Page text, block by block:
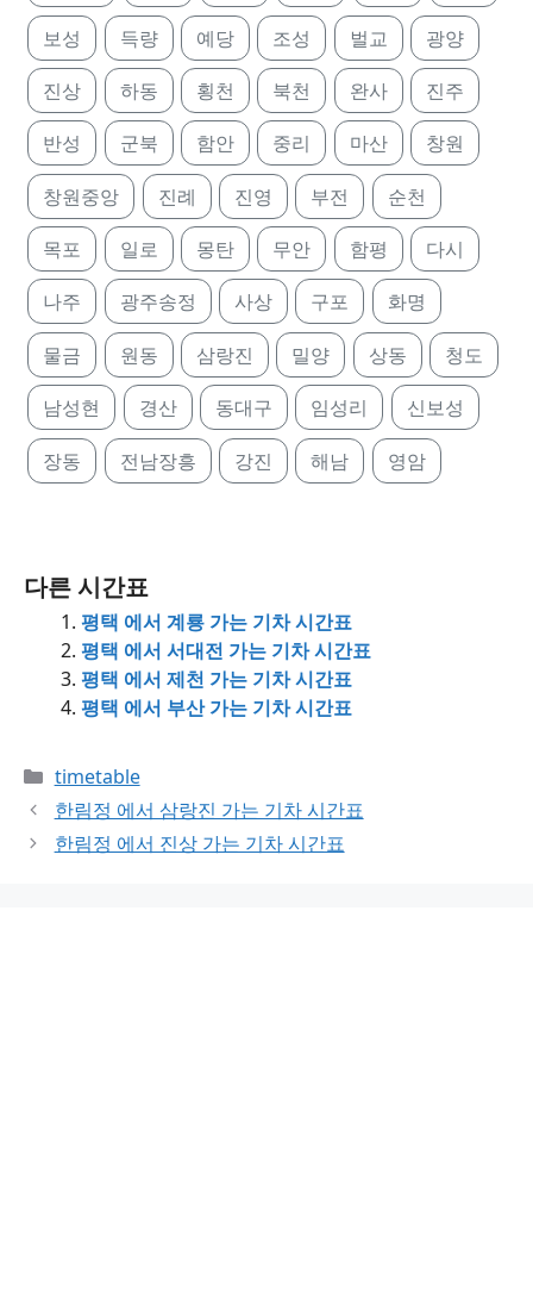
보성 득량 예당 조성 벌교 광양
진상 하동 횡천 북천 완사 진주
반성 군북 함안 중리 마산 창원
창원중앙 진례 진영 부전 순천
목포 일로 몽탄 무안 함평 다시
나주 광주송정 사상 구포 화명
물금 원동 삼랑진 밀양 상동 청도
남성현 경산 동대구 임성리 신보성
장동 전남장흥 강진 해남 영암
다른 시간표
평택 에서 계룡 가는 기차 시간표
평택 에서 서대전 가는 기차 시간표
평택 에서 제천 가는 기차 시간표
평택 에서 부산 가는 기차 시간표
Categories
timetable
한림정 에서 삼랑진 가는 기차 시간표
한림정 에서 진상 가는 기차 시간표